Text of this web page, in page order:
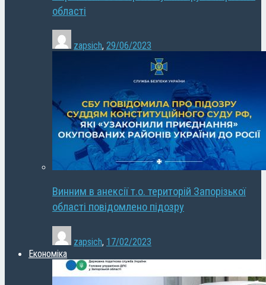
області
zapsich, 29/06/2023
Винним в анексії т.о. територій Запорізької
області повідомлено підозру
zapsich, 17/02/2023
Економіка